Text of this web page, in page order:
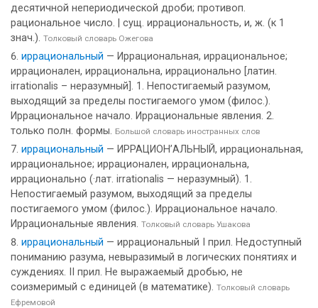
десятичной непериодической дроби; противоп.
рациональное число. | сущ. иррациональность, и, ж. (к 1
знач.). Толковый словарь Ожегова
иррациональный — Иррациональная, иррациональное;
иррационален, иррациональна, иррационально [латин.
irrationalis – неразумный]. 1. Непостигаемый разумом,
выходящий за пределы постигаемого умом (филос.).
Иррациональное начало. Иррациональные явления. 2.
только полн. формы. Большой словарь иностранных слов
иррациональный — ИРРАЦИОН’АЛЬНЫЙ, иррациональная,
иррациональное; иррационален, иррациональна,
иррационально (·лат. irrationalis — неразумный). 1.
Непостигаемый разумом, выходящий за пределы
постигаемого умом (филос.). Иррациональное начало.
Иррациональные явления. Толковый словарь Ушакова
иррациональный — иррациональный I прил. Недоступный
пониманию разума, невыразимый в логических понятиях и
суждениях. II прил. Не выражаемый дробью, не
соизмеримый с единицей (в математике). Толковый словарь
Ефремовой